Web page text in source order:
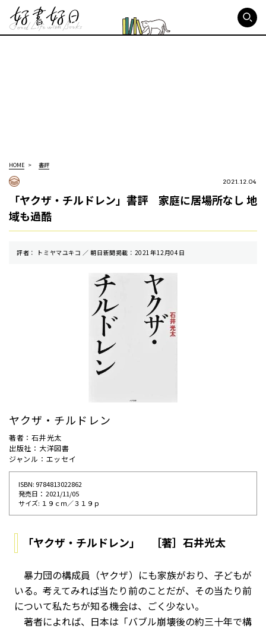
HOME 書評
2021.12.04
「ヤクザ・チルドレン」書評 家庭に居場所なし 地
域も過酷
評者： トミヤマユキコ ／ 朝⽇新聞掲載：2021年12月04日
ヤクザ・チルドレン
著者：石井光太
出版社：大洋図書
ジャンル：エッセイ
ISBN: 9784813022862
発売⽇： 2021/11/05
サイズ: １９ｃｍ／３１９ｐ
「ヤクザ・チルドレン」 ［著］石井光太
暴力団の構成員（ヤクザ）にも家族がおり、子どもが
いる。考えてみれば当たり前のことだが、その当たり前
について私たちが知る機会は、ごく少ない。
著者によれば、日本は「バブル崩壊後の約三十年で構